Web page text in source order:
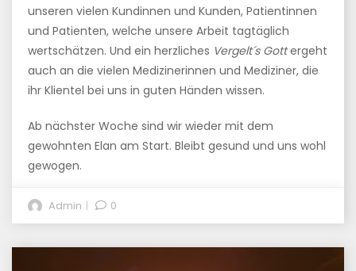
unseren vielen Kundinnen und Kunden, Patientinnen
und Patienten, welche unsere Arbeit tagtäglich
wertschätzen. Und ein herzliches Vergelt´s Gottergeht
auch an die vielen Medizinerinnen und Mediziner, die
ihr Klientel bei uns in guten Händen wissen.
Ab nächster Woche sind wir wieder mit dem
gewohnten Elan am Start. Bleibt gesund und uns wohl
gewogen.
Admin 0